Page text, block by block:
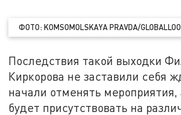
ФОТО:KOMSOMOLSKAYAPRAVDA/
Последствия такой выходки
Киркорова не заставили себя
начали отменять
будет присутствовать на